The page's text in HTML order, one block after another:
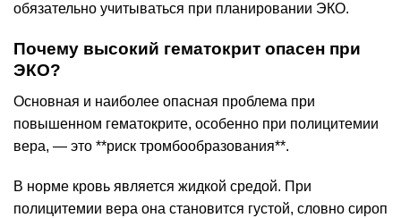
обязательно учитываться при планировании ЭКО.
Почему высокий гематокрит опасен при
ЭКО?
Основная и наиболее опасная проблема при
повышенном гематокрите, особенно при полицитемии
вера, — это **риск тромбообразования**.
В норме кровь является жидкой средой. При
полицитемии вера она становится густой, словно сироп